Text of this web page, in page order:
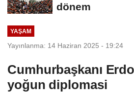
dönem
YAŞAM
Yayınlanma: 14 Haziran 2025 - 19:24
Cumhurbaşkanı
yoğun diplomasi